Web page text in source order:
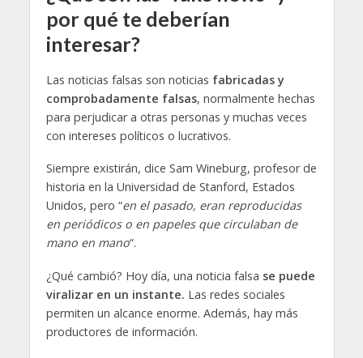
por qué te deberían
interesar?
Las noticias falsas son noticias fabricadasy
comprobadamente falsas, normalmente hechas
para perjudicar a otras personas y muchas veces
con intereses políticos o lucrativos.
Siempre existirán, dice Sam Wineburg, profesor de
historia en la Universidad de Stanford, Estados
Unidos, pero “en el pasado, eran reproducidas
en periódicos o en papeles que circulaban de
mano en mano“.
¿Qué cambió? Hoy día, una noticia falsa se puede
viralizar en un instante. Las redes sociales
permiten un alcance enorme. Además, hay más
productores de información.